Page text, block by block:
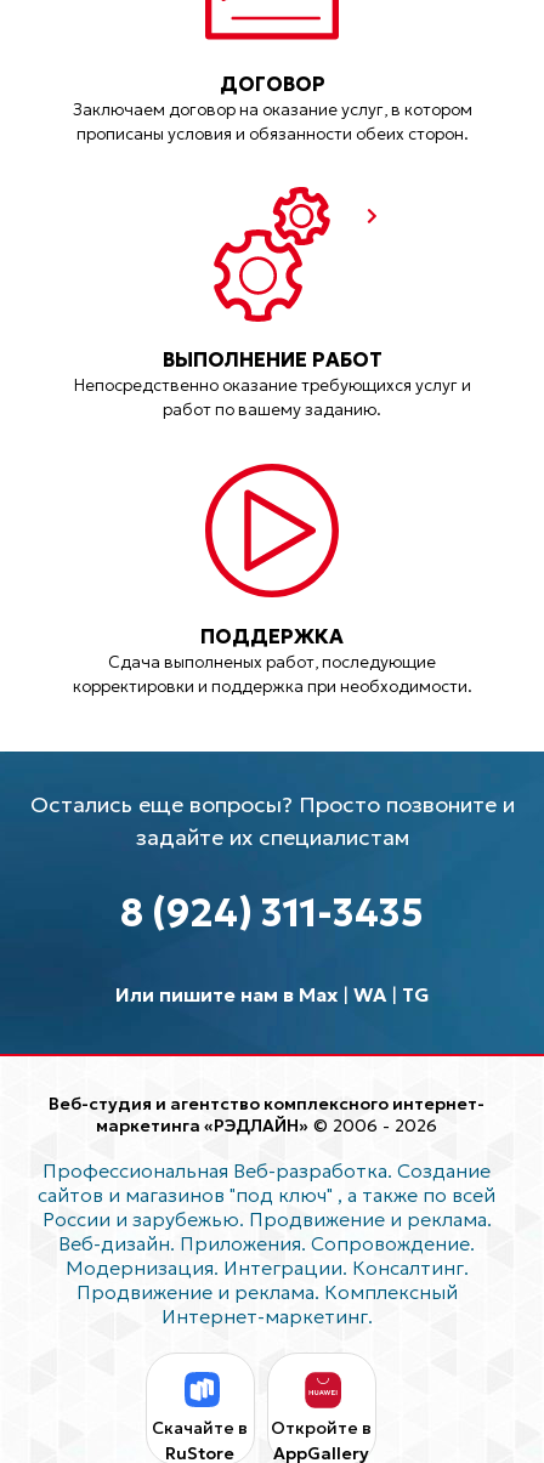
ДОГОВОР
Заключаем договор на оказание услуг, в котором
прописаны условия и обязанности обеих сторон.
ВЫПОЛНЕНИЕ РАБОТ
Непосредственно оказание требующихся услуг и
работ по вашему заданию.
ПОДДЕРЖКА
Сдача выполненых работ, последующие
корректировки и поддержка при необходимости.
Остались еще вопросы? Просто позвоните и
задайте их специалистам
8 (924) 311-3435
Или пишите нам в Max| WA| TG
Веб-студия и агентство комплексного интернет-
маркетинга «РЭДЛАЙН» © 2006 - 2026
Профессиональная Веб-разработка. Создание
сайтов и магазинов "под ключ" , а также по всей
России и зарубежью. Продвижение и реклама.
Веб-дизайн. Приложения. Сопровождение.
Модернизация. Интеграции. Консалтинг.
Продвижение и реклама. Комплексный
Интернет-маркетинг.
Скачайте в
RuStore
Откройте в
AppGallery